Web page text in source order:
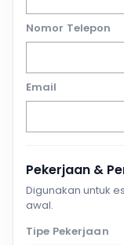
Nomor Telepon
Email
Pekerjaan &
Digunakan untuk
awal.
Tipe Pekerjaan